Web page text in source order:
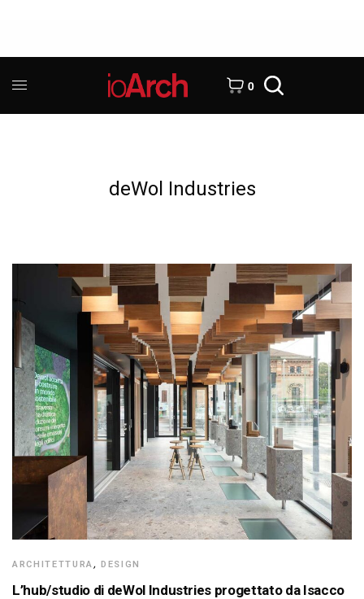
0
deWol Industries
ARCHITETTURA,DESIGN
L’hub/studio di deWol Industries progettato da Isacco